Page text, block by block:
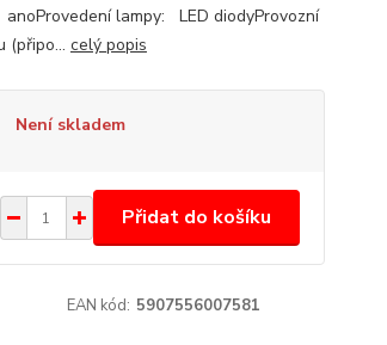
lampy: LED diodyProvozní
celý popis
Není skladem
Přidat do košíku
EAN kód: 5907556007581